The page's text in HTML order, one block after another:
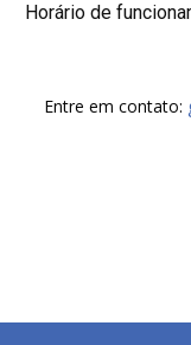
Horário de
Entre em contato: